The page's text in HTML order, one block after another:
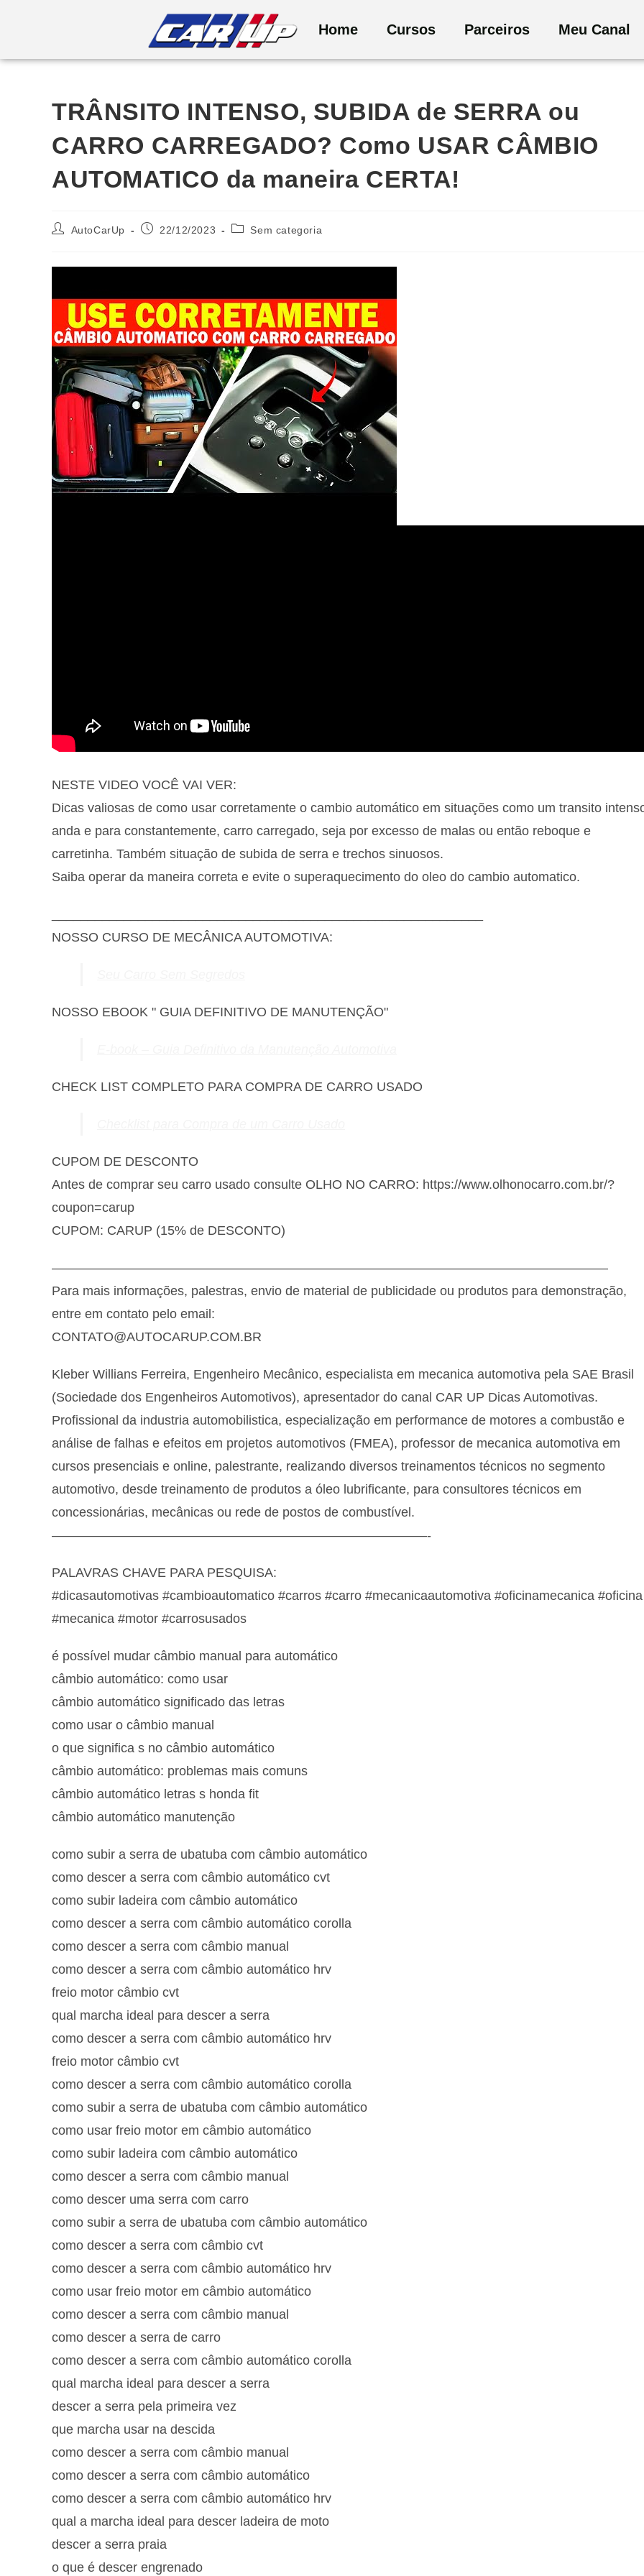
Home Cursos Parceiros Meu Canal
TRÂNSITO INTENSO, SUBIDA de SERRA ou
CARRO CARREGADO? Como USAR CÂMBIO
AUTOMATICO da maneira CERTA!
AutoCarUp 22/12/2023 Sem categoria
NESTE VIDEO VOCÊ VAI VER:
Dicas valiosas de como usar corretamente o cambio automático em situações como um transito
anda e para constantemente, carro carregado, seja por excesso de malas ou então reboque e
carretinha. Também situação de subida de serra e trechos sinuosos.
Saiba operar da maneira correta e evite o superaquecimento do oleo do cambio automatico.
NOSSO CURSO DE MECÂNICA AUTOMOTIVA:
NOSSO EBOOK " GUIA DEFINITIVO DE MANUTENÇÃO"
CHECK LIST COMPLETO PARA COMPRA DE CARRO USADO
CUPOM DE DESCONTO
Antes de comprar seu carro usado consulte OLHO NO CARRO: https://www.olhonocarro.com.br/?
coupon=carup
CUPOM: CARUP (15% de DESCONTO)
———————————————————————————————————————————
Para mais informações, palestras, envio de material de publicidade ou produtos para demonstração,
entre em contato pelo email:
CONTATO@AUTOCARUP.COM.BR
Kleber Willians Ferreira, Engenheiro Mecânico, especialista em mecanica automotiva pela SAE Brasil
(Sociedade dos Engenheiros Automotivos), apresentador do canal CAR UP Dicas Automotivas.
Profissional da industria automobilistica, especialização em performance de motores a combustão e
análise de falhas e efeitos em projetos automotivos (FMEA), professor de mecanica automotiva em
cursos presenciais e online, palestrante, realizando diversos treinamentos técnicos no segmento
automotivo, desde treinamento de produtos a óleo lubrificante, para consultores técnicos em
concessionárias, mecânicas ou rede de postos de combustível.
—————————————————————————————-
PALAVRAS CHAVE PARA PESQUISA:
#dicasautomotivas #cambioautomatico #carros #carro #mecanicaautomotiva #oficinamecanica #oficina
#mecanica #motor #carrosusados
é possível mudar câmbio manual para automático
câmbio automático: como usar
câmbio automático significado das letras
como usar o câmbio manual
o que significa s no câmbio automático
câmbio automático: problemas mais comuns
câmbio automático letras s honda fit
câmbio automático manutenção
como subir a serra de ubatuba com câmbio automático
como descer a serra com câmbio automático cvt
como subir ladeira com câmbio automático
como descer a serra com câmbio automático corolla
como descer a serra com câmbio manual
como descer a serra com câmbio automático hrv
freio motor câmbio cvt
qual marcha ideal para descer a serra
como descer a serra com câmbio automático hrv
freio motor câmbio cvt
como descer a serra com câmbio automático corolla
como subir a serra de ubatuba com câmbio automático
como usar freio motor em câmbio automático
como subir ladeira com câmbio automático
como descer a serra com câmbio manual
como descer uma serra com carro
como subir a serra de ubatuba com câmbio automático
como descer a serra com câmbio cvt
como descer a serra com câmbio automático hrv
como usar freio motor em câmbio automático
como descer a serra com câmbio manual
como descer a serra de carro
como descer a serra com câmbio automático corolla
qual marcha ideal para descer a serra
descer a serra pela primeira vez
que marcha usar na descida
como descer a serra com câmbio manual
como descer a serra com câmbio automático
como descer a serra com câmbio automático hrv
qual a marcha ideal para descer ladeira de moto
descer a serra praia
o que é descer engrenado